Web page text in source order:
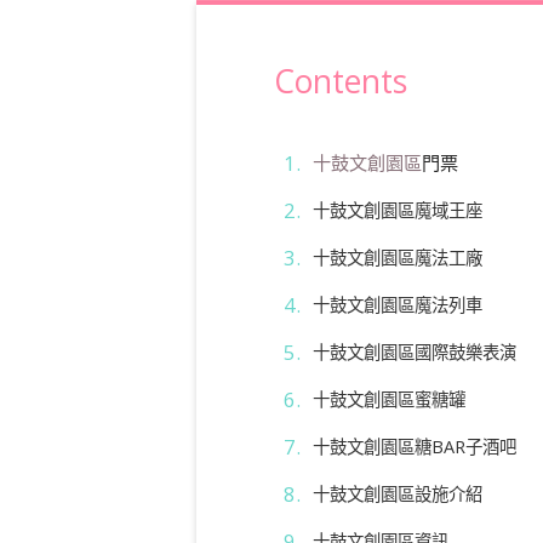
Contents
十鼓文創園區門票
十鼓文創園區魔域王座
十鼓文創園區魔法工廠
十鼓文創園區魔法列車
十鼓文創園區國際鼓樂表演
十鼓文創園區蜜糖罐
十鼓文創園區糖BAR子酒吧
十鼓文創園區設施介紹